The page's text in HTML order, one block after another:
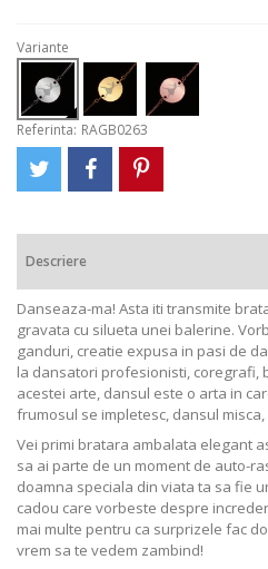
Variante
Referinta: RAGB0263
Descriere
Danseaza-ma! Asta iti transmite
gravata cu silueta unei balerine.
ganduri, creatie expusa in pasi de
la dansatori profesionisti, coregrafi,
acestei arte, dansul este o arta in
frumosul se impletesc, dansul
Vei primi bratara ambalata elegant
sa ai parte de un moment de auto-
doamna speciala din viata ta sa fie
cadou care vorbeste despre
mai multe pentru ca surprizele fac
vrem sa te vedem zambind!